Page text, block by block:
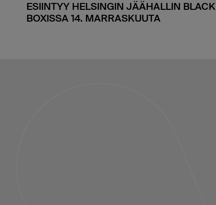
ESIINTYY HELSINGIN JÄÄHALLIN BLACK
BOXISSA 14. MARRASKUUTA